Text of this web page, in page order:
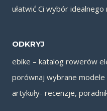
ułatwić Ci wybór
ODKRYJ
ebike – katalog rowerów
porównaj wybrane modele
artykuły- recenzje,